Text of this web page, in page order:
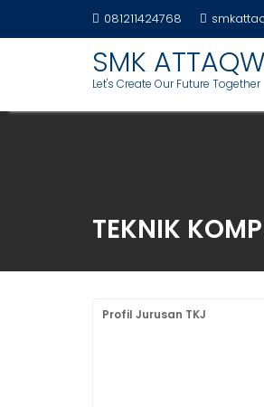
t
081211424768
SMK
Let's Create Our Future Together
TEKNIK
Profil Jurusan TKJ